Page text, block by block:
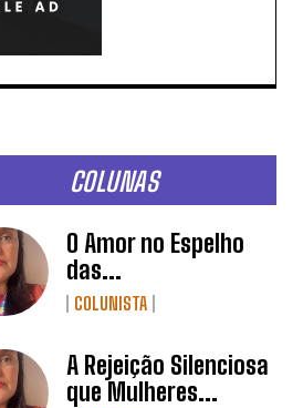
COLUNAS
O Amor no Espelho
das...
COLUNISTA
A Rejeição Silenciosa
que Mulheres...